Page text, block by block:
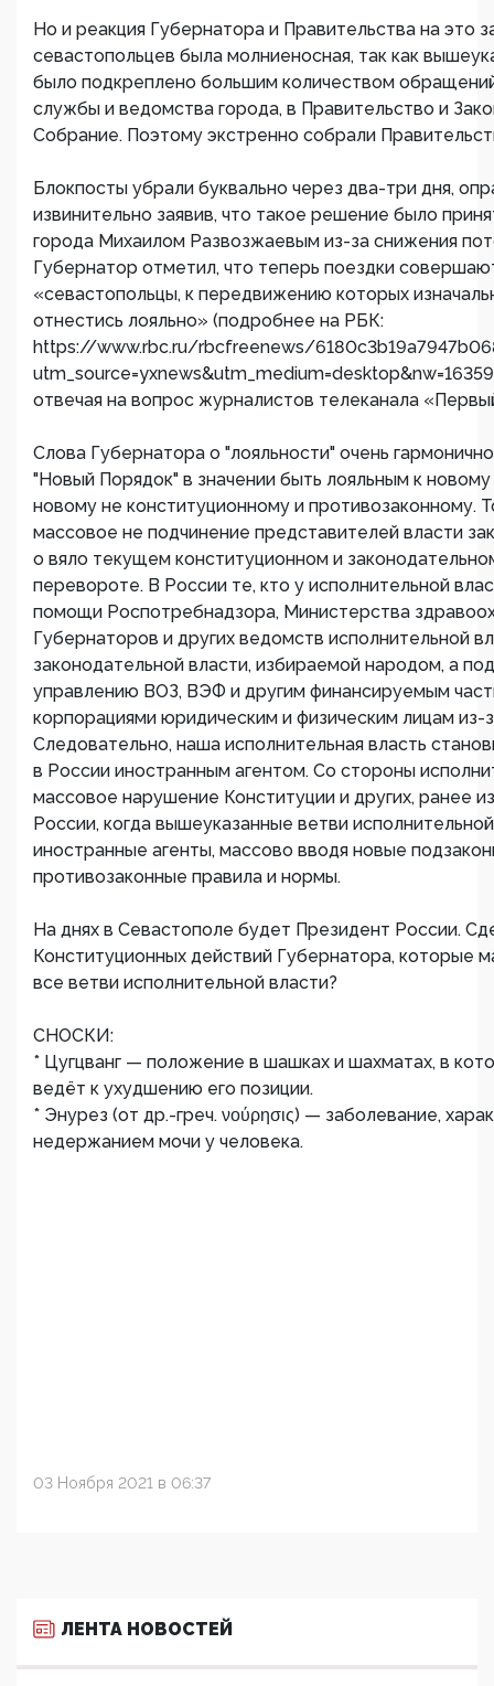
Но и реакция Губернатора и Правительства на это
севастопольцев была молниеносная, так как
было подкреплено большим количеством
службы и ведомства города, в Правительство и
Собрание. Поэтому экстренно собрали
Блокпосты убрали буквально через два-три дня,
извинительно заявив, что такое решение было
города Михаилом Развозжаевым из-за снижения
Губернатор отметил, что теперь поездки
«севастопольцы, к передвижению которых
отнестись лояльно» (подробнее на РБК:
https://www.rbc.ru/rbcfreenews/
отвечая на вопрос журналистов телеканала
Слова Губернатора о "лояльности" очень
"Новый Порядок" в значении быть лояльным к новому
новому не конституционному и противозаконному.
массовое не подчинение представителей власти
о вяло текущем конституционном и
перевороте. В России те, кто у исполнительной
помощи Роспотребнадзора, Министерства
Губернаторов и других ведомств исполнительной
законодательной власти, избираемой народом, а
управлению ВОЗ, ВЭФ и другим финансируемым
корпорациями юридическим и физическим лицам из-
Следовательно, наша исполнительная власть
в России иностранным агентом. Со стороны
массовое нарушение Конституции и других, ранее
России, когда вышеуказанные ветви
иностранные агенты, массово вводя новые
противозаконные правила и нормы.
На днях в Севастополе будет Президент России.
Конституционных действий Губернатора, которые
все ветви исполнительной власти?
СНОСКИ:
* Цугцванг — положение в шашках и шахматах, в
ведёт к ухудшению его позиции.
* Энурез (от др.-греч. νούρησις) — заболевание,
недержанием мочи у человека.
03 Ноября 2021 в 06:37
ЛЕНТА НОВОСТЕЙ